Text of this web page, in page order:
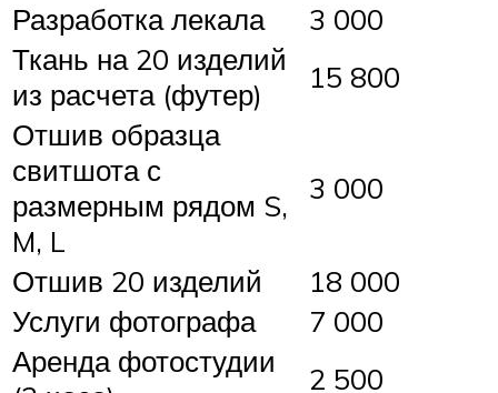
Разработка лекала
3 000
Ткань на 20 изделий
из расчета (футер)
15 800
Отшив образца
свитшота с
размерным рядом S,
M, L
3 000
Отшив 20 изделий
18 000
Услуги фотографа
7 000
Аренда фотостудии
2 500